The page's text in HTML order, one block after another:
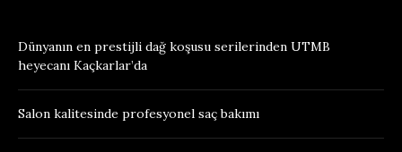
Dünyanın en prestijli dağ koşusu serilerinden UTMB
heyecanı Kaçkarlar’da
Salon kalitesinde profesyonel saç bakımı